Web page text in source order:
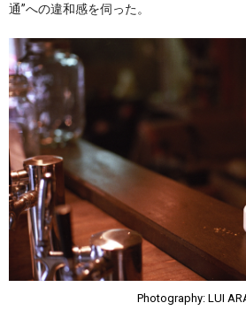
通”への違和感を伺った。
Photography: LUI